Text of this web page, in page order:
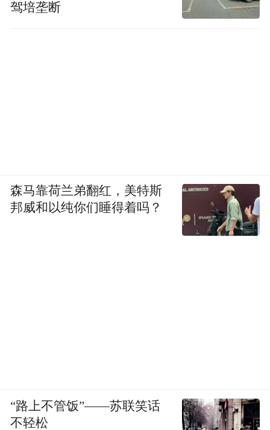
驾培垄断
森马靠荷兰弟翻红，美特斯
邦威和以纯你们睡得着吗？
“路上不管饭”——苏联笑话
不轻松